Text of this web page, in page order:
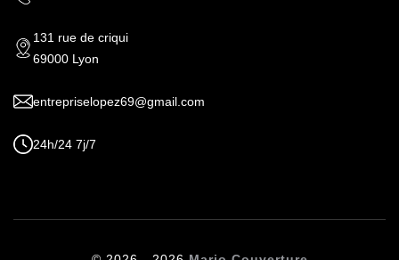
131 rue de criqui
69000 Lyon
entrepriselopez69@gmail.com
24h/24 7j/7